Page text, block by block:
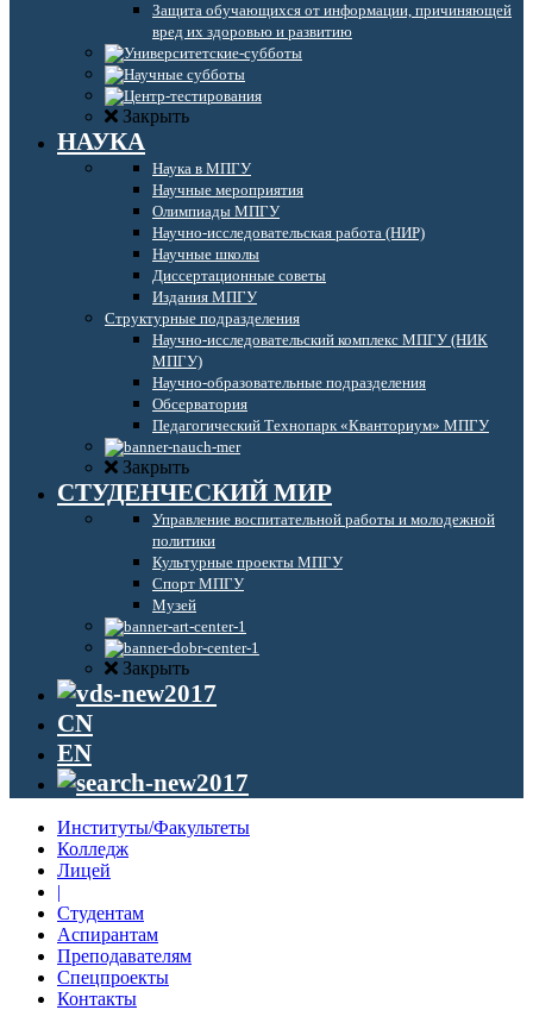
Защита обучающихся от информации, причиняющей
вред их здоровью и развитию
Закрыть
НАУКА
Наука в МПГУ
Научные мероприятия
Олимпиады МПГУ
Научно-исследовательская работа (НИР)
Научные школы
Диссертационные советы
Издания МПГУ
Структурные подразделения
Научно-исследовательский комплекс МПГУ (НИК
МПГУ)
Научно-образовательные подразделения
Обсерватория
Педагогический Технопарк «Кванториум» МПГУ
Закрыть
СТУДЕНЧЕСКИЙ МИР
Управление воспитательной работы и молодежной
политики
Культурные проекты МПГУ
Спорт МПГУ
Музей
Закрыть
CN
EN
Институты/Факультеты
Колледж
Лицей
|
Студентам
Аспирантам
Преподавателям
Спецпроекты
Контакты